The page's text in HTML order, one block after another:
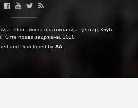
- Општинска организација Центар, Клуб
Сите права задржани. 2026
and Developed by AA